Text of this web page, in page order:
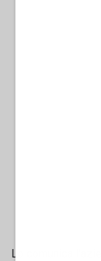
Lo comunica